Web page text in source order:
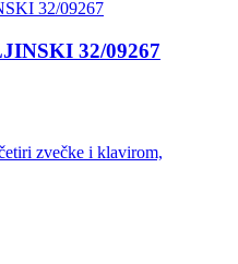
32/09267